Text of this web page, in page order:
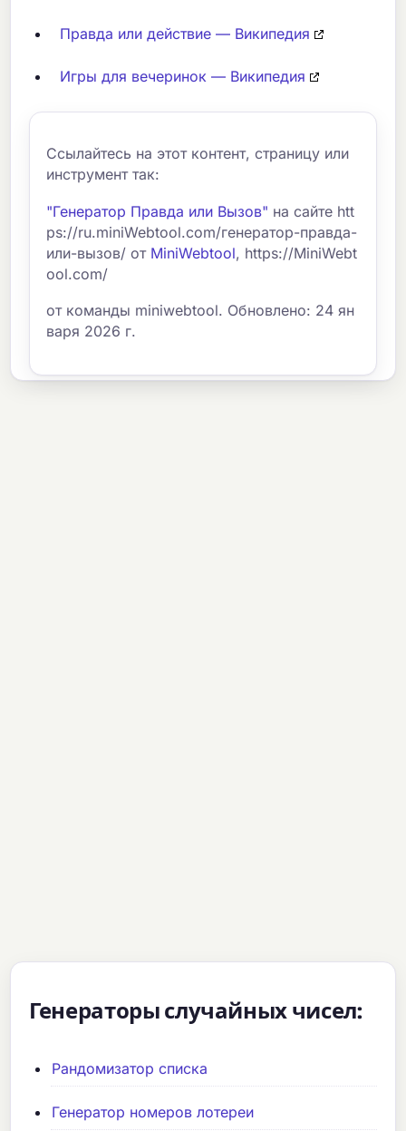
Правда или действие — Википедия
Игры для вечеринок — Википедия
Ссылайтесь на этот контент, страницу или
инструмент так:
"Генератор Правда или Вызов" на сайте htt
ps://ru.miniWebtool.com/генератор-правда-
или-вызов/ от MiniWebtool, https://MiniWebt
ool.com/
от команды miniwebtool. Обновлено: 24 ян
варя 2026 г.
Генераторы случайных чисел:
Рандомизатор списка
Генератор номеров лотереи